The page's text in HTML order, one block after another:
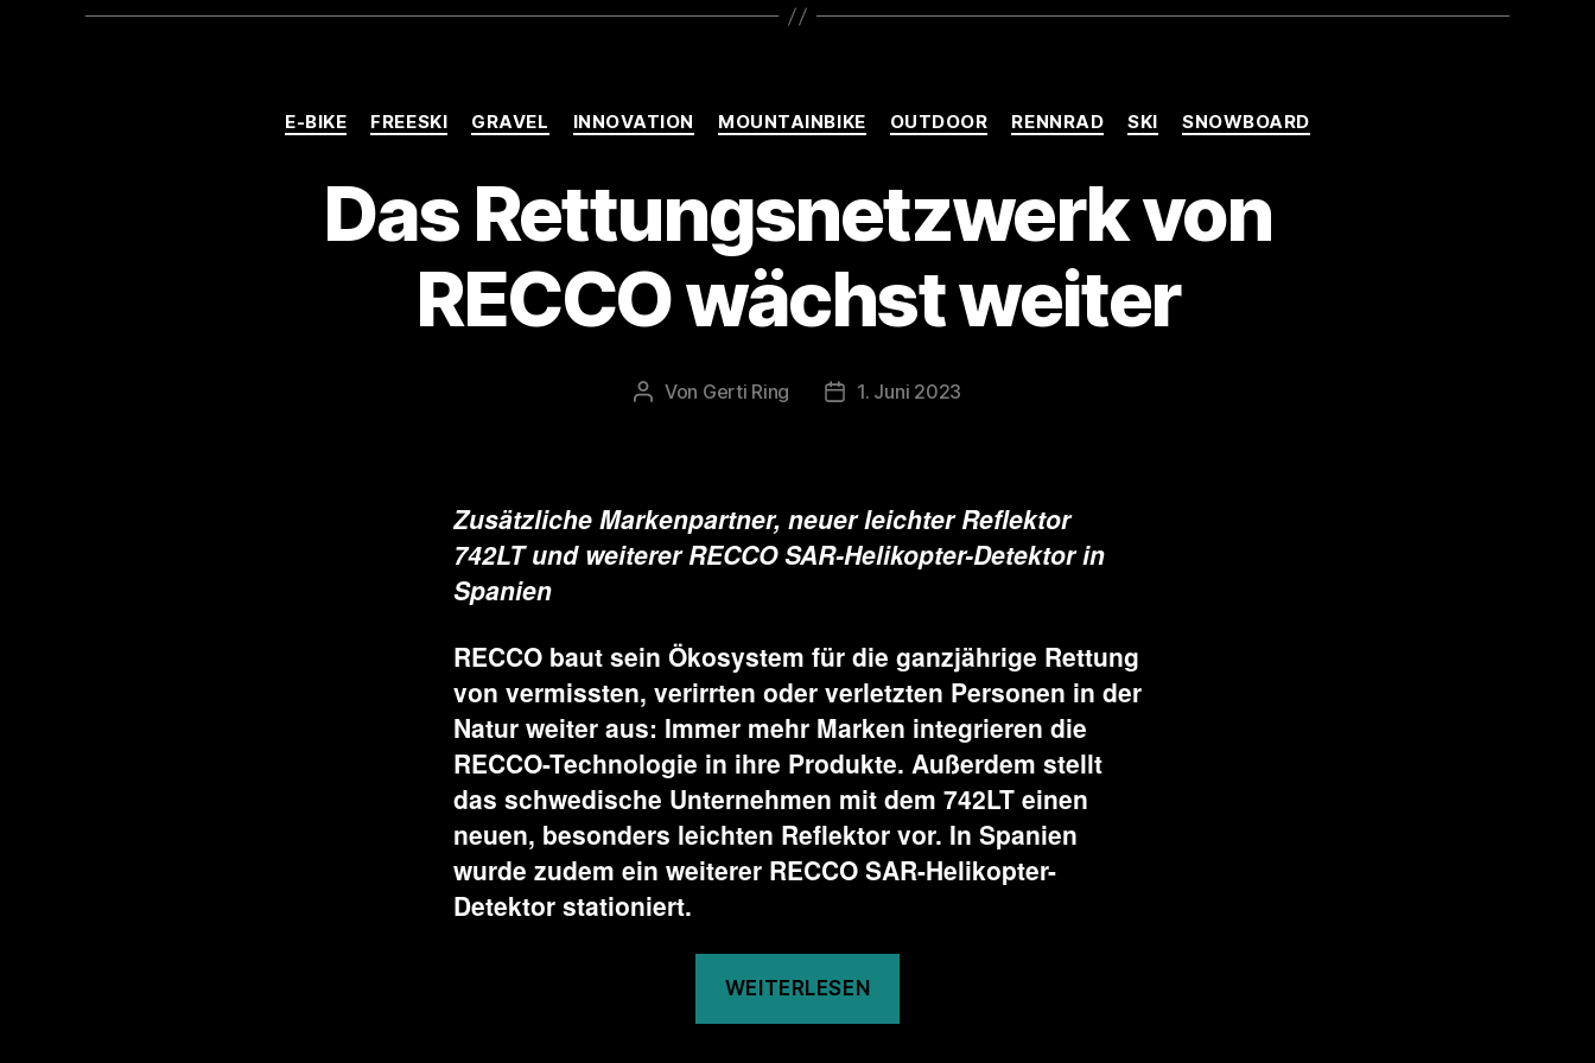
Kategorien
E-BIKE FREESKI GRAVEL INNOVATION MOUNTAINBIKE OUTDOOR RENNRAD SKI SNOWBOARD
Das Rettungsnetzwerk von
RECCO wächst weiter
Beitragsautor
Von Gerti Ring Veröffentlichungsdatum
1. Juni 2023
Zusätzliche Markenpartner, neuer leichter Reflektor
742LT und weiterer RECCO SAR-Helikopter-Detektor in
Spanien
RECCO baut sein Ökosystem für die ganzjährige Rettung
von vermissten, verirrten oder verletzten Personen in der
Natur weiter aus: Immer mehr Marken integrieren die
RECCO-Technologie in ihre Produkte. Außerdem stellt
das schwedische Unternehmen mit dem 742LT einen
neuen, besonders leichten Reflektor vor. In Spanien
wurde zudem ein weiterer RECCO SAR-Helikopter-
Detektor stationiert.
WEITERLESEN